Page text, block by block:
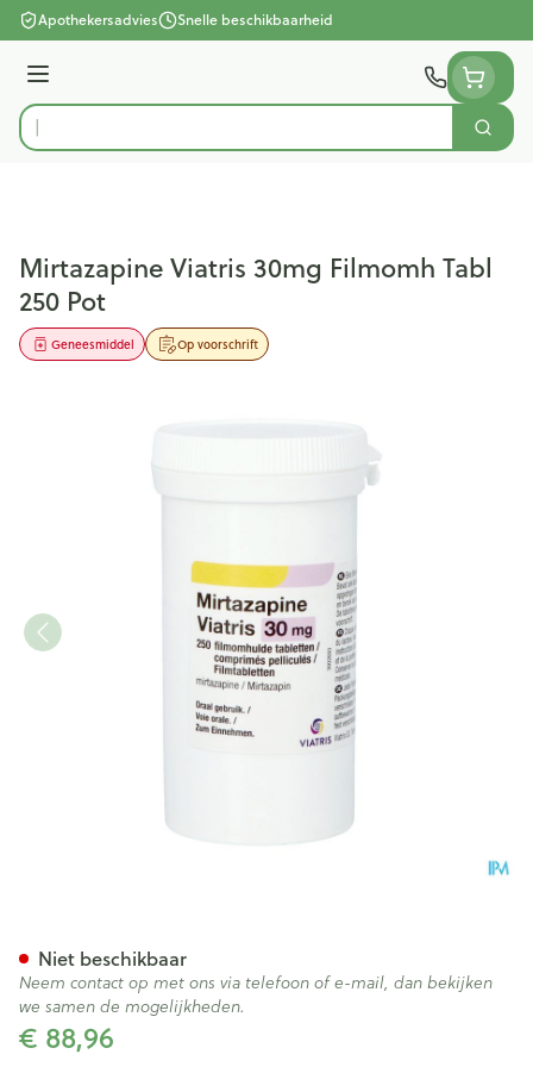
Ga naar de inhoud
Apothekersadvies Snelle beschikbaarheid
Menu
Product, merk, categorie...
Zoek
Mirtazapine Viatris 30mg Filmomh Tabl
250 Pot
Op voorschrift
Geneesmiddel
€ 88,96
Niet beschikbaar
Neem contact op met ons via telefoon of e-mail, dan bekijken
we samen de mogelijkheden.